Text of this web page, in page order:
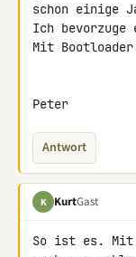
schon einige
Ich bevorzuge
Mit
Peter
Antwort
K KurtGast
So ist es. Mit